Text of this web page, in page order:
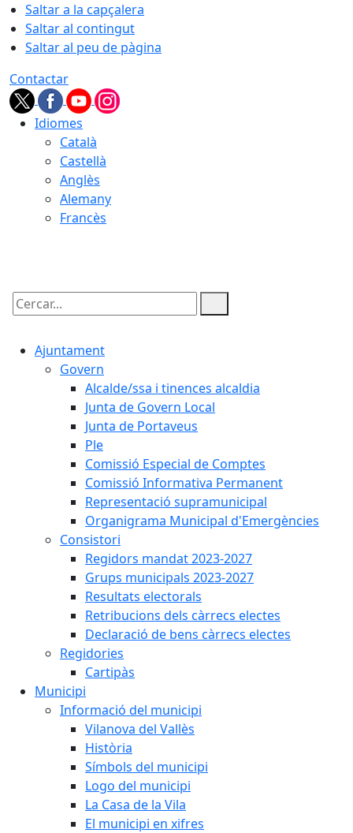
Saltar a la capçalera
Saltar al contingut
Saltar al peu de pàgina
Contactar
Idiomes
Català
Castellà
Anglès
Alemany
Francès
Cercar:
Ajuntament
Govern
Alcalde/ssa i tinences alcaldia
Junta de Govern Local
Junta de Portaveus
Ple
Comissió Especial de Comptes
Comissió Informativa Permanent
Representació supramunicipal
Organigrama Municipal d'Emergències
Consistori
Regidors mandat 2023-2027
Grups municipals 2023-2027
Resultats electorals
Retribucions dels càrrecs electes
Declaració de bens càrrecs electes
Regidories
Cartipàs
Municipi
Informació del municipi
Vilanova del Vallès
Història
Símbols del municipi
Logo del municipi
La Casa de la Vila
El municipi en xifres